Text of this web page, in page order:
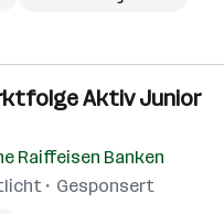
Aktiv Junior
Raiffeisen Banken
Gesponsert